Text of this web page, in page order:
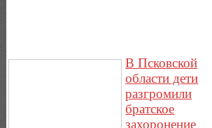
В Псковской
области дети
разгромили
братское
захоронение